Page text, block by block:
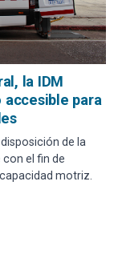
la IDM
para
de la
el fin de
motriz.